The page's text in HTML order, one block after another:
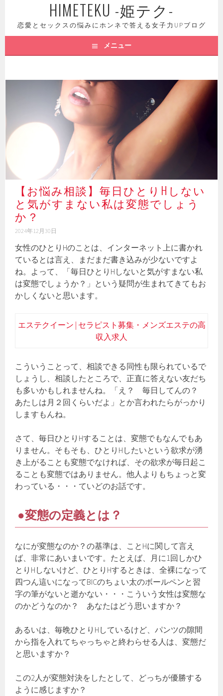
ツ
ス
プ
HIMETEKU -姫テク-
恋愛とセックスの悩みにホンネで答える女子力UPブログ
メニュー
【お悩み相談】毎日ひとりHしない
と気がすまない私は変態でしょう
か？
2024年12月30日
女性のひとりHのことは、インターネット上に書かれ
ているとは言え、まだまだ書き込みが少ないですよ
ね。よって、「毎日ひとりHしないと気がすまない私
は変態でしょうか？」という疑問が生まれてきてもお
かしくないと思います。
エステクイーン | セラピスト募集・メンズエステの高
収入求人
こういうことって、相談できる同性も限られているで
しょうし、相談したところで、正直に答えない友だち
も多いかもしれませんね。「え？ 毎日してんの？
あたしは月２回くらいだよ」とか言われたらがっかり
しますもんね。
さて、毎日ひとりHすることは、変態でもなんでもあ
りません。そもそも、ひとりHしたいという欲求が湧
き上がることも変態でなければ、その欲求が毎日起こ
ることも変態ではありません。他人よりもちょっと変
わっている・・・ていどのお話です。
●変態の定義とは？
なにが変態なのか？の基準は、ことHに関して言え
ば、非常にあいまいです。たとえば、月に1回しかひ
とりHしないけど、ひとりHするときは、全裸になって
四つん這いになってBICのちょい太のボールペンと習
字の筆がないと逝かない・・・こういう女性は変態な
のかどうなのか？ あなたはどう思いますか？
あるいは、毎晩ひとりHしているけど、パンツの隙間
から指を入れてちゃっちゃと終わらせる人は、変態だ
と思いますか？
この2人が変態対決をしたとして、どっちが優勝する
ように感じますか？